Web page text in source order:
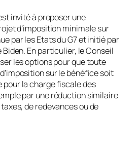
invité à proposer une
d’imposition minimale sur
par les Etats du G7 et initié par
Biden. En particulier, le Conseil
les options pour que toute
sur le bénéfice soit
la charge fiscale des
par une réduction similaire
de redevances ou de